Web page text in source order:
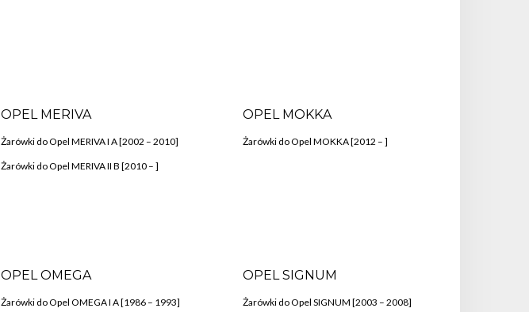
OPEL MERIVA
Żarówki do Opel MERIVA I A [2002 – 2010]
Żarówki do Opel MERIVA II B [2010 – ]
OPEL MOKKA
Żarówki do Opel MOKKA [2012 – ]
OPEL OMEGA
Żarówki do Opel OMEGA I A [1986 – 1993]
OPEL SIGNUM
Żarówki do Opel SIGNUM [2003 – 2008]